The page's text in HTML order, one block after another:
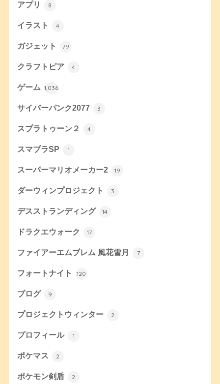
アプリ 8
イラスト 4
ガジェット 79
クラフトピア 4
ゲーム 1,036
サイバーパンク2077 3
スプラトゥーン２ 4
スマブラSP 1
スーパーマリオメーカー2 19
ダーウィンプロジェクト 3
デスストランディング 14
ドラクエウォーク 17
ファイアーエムブレム 風花雪月 7
フォートナイト 120
ブログ 9
プロジェクトウィンター 2
プロフィール 1
ポケマス 2
ポケモン剣盾 2